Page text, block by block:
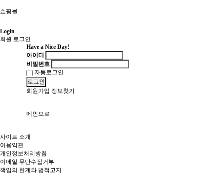
쇼핑몰
Login
회원 로그인
Have a Nice Day!
아이디
비밀번호
자동로그인
로그인
회원가입 정보찾기
메인으로
사이트 소개
이용약관
개인정보처리방침
이메일 무단수집거부
책임의 한계와 법적고지